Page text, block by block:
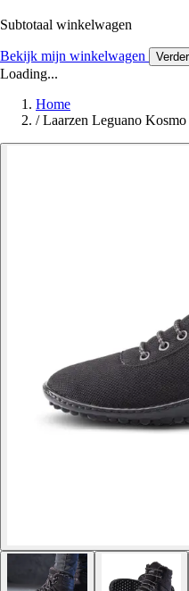
Subtotaal winkelwagen
Bekijk mijn winkelwagen
Loading...
Home
/ Laarzen Leguano Kosmo